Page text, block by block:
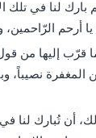
بارك لنا في تلك
أرحم
قرّب إليها من
نصيباً،
أن تُبارك لنا